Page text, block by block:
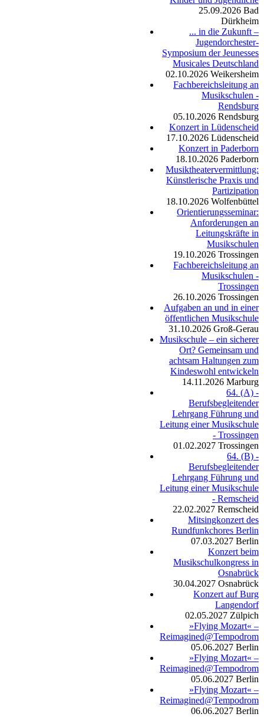
25.09.2026 Bad
Dürkheim
... in die Zukunft –
Jugendorchester-
Symposium der Jeunesses
Musicales Deutschland
02.10.2026 Weikersheim
Fachbereichsleitung an
Musikschulen -
Rendsburg
05.10.2026 Rendsburg
Konzert in Lüdenscheid
17.10.2026 Lüdenscheid
Konzert in Paderborn
18.10.2026 Paderborn
Musiktheatervermittlung:
Künstlerische Praxis und
Partizipation
18.10.2026 Wolfenbüttel
Orientierungsseminar:
Anforderungen an
Leitungskräfte in
Musikschulen
19.10.2026 Trossingen
Fachbereichsleitung an
Musikschulen -
Trossingen
26.10.2026 Trossingen
Aufgaben an und in einer
öffentlichen Musikschule
31.10.2026 Groß-Gerau
Musikschule – ein sicherer
Ort? Gemeinsam und
achtsam Haltungen zum
Kindeswohl entwickeln
14.11.2026 Marburg
64. (A) -
Berufsbegleitender
Lehrgang Führung und
Leitung einer Musikschule
- Trossingen
01.02.2027 Trossingen
64. (B) -
Berufsbegleitender
Lehrgang Führung und
Leitung einer Musikschule
- Remscheid
22.02.2027 Remscheid
Mitsingkonzert des
Rundfunkchores Berlin
07.03.2027 Berlin
Konzert beim
Musikschulkongress in
Osnabrück
30.04.2027 Osnabrück
Konzert auf Burg
Langendorf
02.05.2027 Zülpich
»Flying Mozart« –
Reimagined@Tempodrom
05.06.2027 Berlin
»Flying Mozart« –
Reimagined@Tempodrom
05.06.2027 Berlin
»Flying Mozart« –
Reimagined@Tempodrom
06.06.2027 Berlin